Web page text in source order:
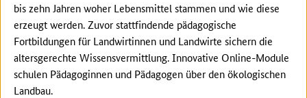
bis zehn Jahren woher Lebensmittel stammen und wie diese
erzeugt werden. Zuvor stattfindende pädagogische
Fortbildungen für Landwirtinnen und Landwirte sichern die
altersgerechte Wissensvermittlung. Innovative Online-Module
schulen Pädagoginnen und Pädagogen über den ökologischen
Landbau.